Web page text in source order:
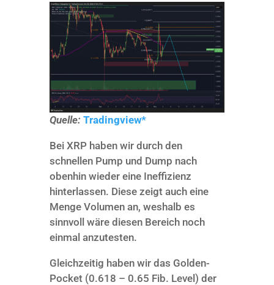
Quelle: Tradingview*
Bei XRP haben wir durch den
schnellen Pump und Dump nach
obenhin wieder eine Ineffizienz
hinterlassen. Diese zeigt auch eine
Menge Volumen an, weshalb es
sinnvoll wäre diesen Bereich noch
einmal anzutesten.
Gleichzeitig haben wir das Golden-
Pocket (0.618 – 0.65 Fib. Level) der